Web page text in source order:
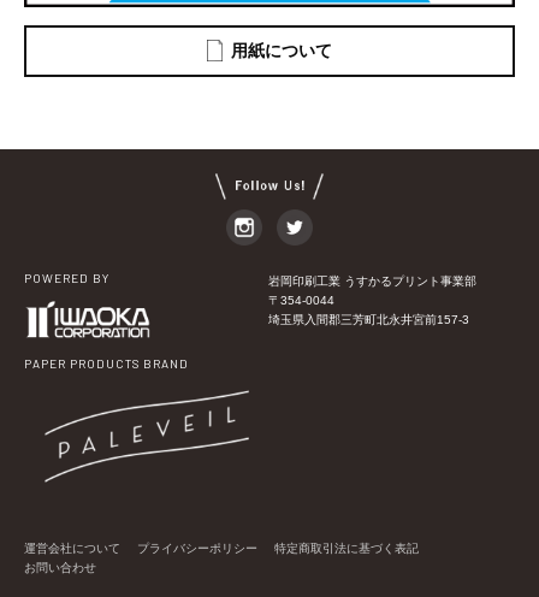
用紙について
POWERED BY
PAPER PRODUCTS BRAND
岩岡印刷工業 うすかるプリント事業部
〒354-0044
埼玉県入間郡三芳町北永井宮前157-3
運営会社について プライバシーポリシー
特定商取引法に基づく表記
お問い合わせ